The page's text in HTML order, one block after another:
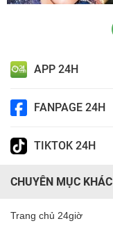
APP 24H
FANPAGE 24H
TIKTOK 24H
CHUYÊN MỤC KHÁC
Trang chủ 24giờ